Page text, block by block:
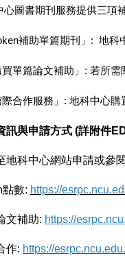
心圖書期刊服務提供三項
補助單篇期刊」: 地
買單篇論文補助」: 若所
際合作服務」: 地科中心購
訊與申請方式 (詳附件
地科中心網站申請或參
點數: https://
文補助: https://
作: https://